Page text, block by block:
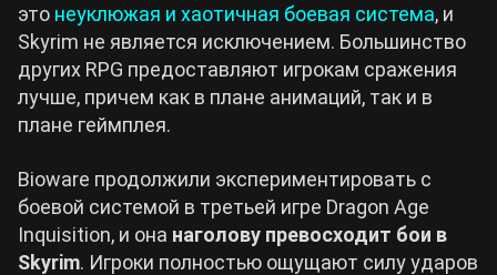
это неуклюжая и хаотичная боевая система, и
Skyrim не является исключением. Большинство
других RPG предоставляют игрокам сражения
лучше, причем как в плане анимаций, так и в
плане геймплея.
Bioware продолжили экспериментировать с
боевой системой в третьей игре Dragon Age
Inquisition, и она наголову превосходит бои в
Skyrim. Игроки полностью ощущают силу ударов